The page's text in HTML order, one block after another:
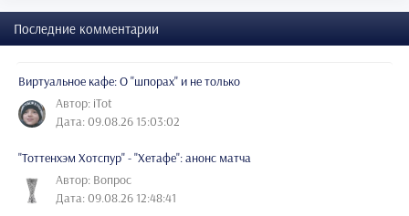
Последние комментарии
Виртуальное кафе: О "шпорах" и не только
Автор: iTot
Дата: 09.08.26 15:03:02
"Тоттенхэм Хотспур" - "Хетафе": анонс матча
Автор: Вопрос
Дата: 09.08.26 12:48:41